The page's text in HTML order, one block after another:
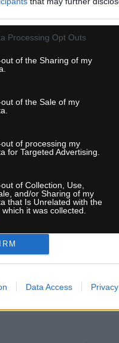
Processing Opt Outs
of the Sharing of my
of the Sale of my
of processing my
for Targeted Advertising.
of Collection, Use,
and/or Sharing of my
that Is Unrelated with the
it was collected.
Data Access
MATCHY ČELENKA
€